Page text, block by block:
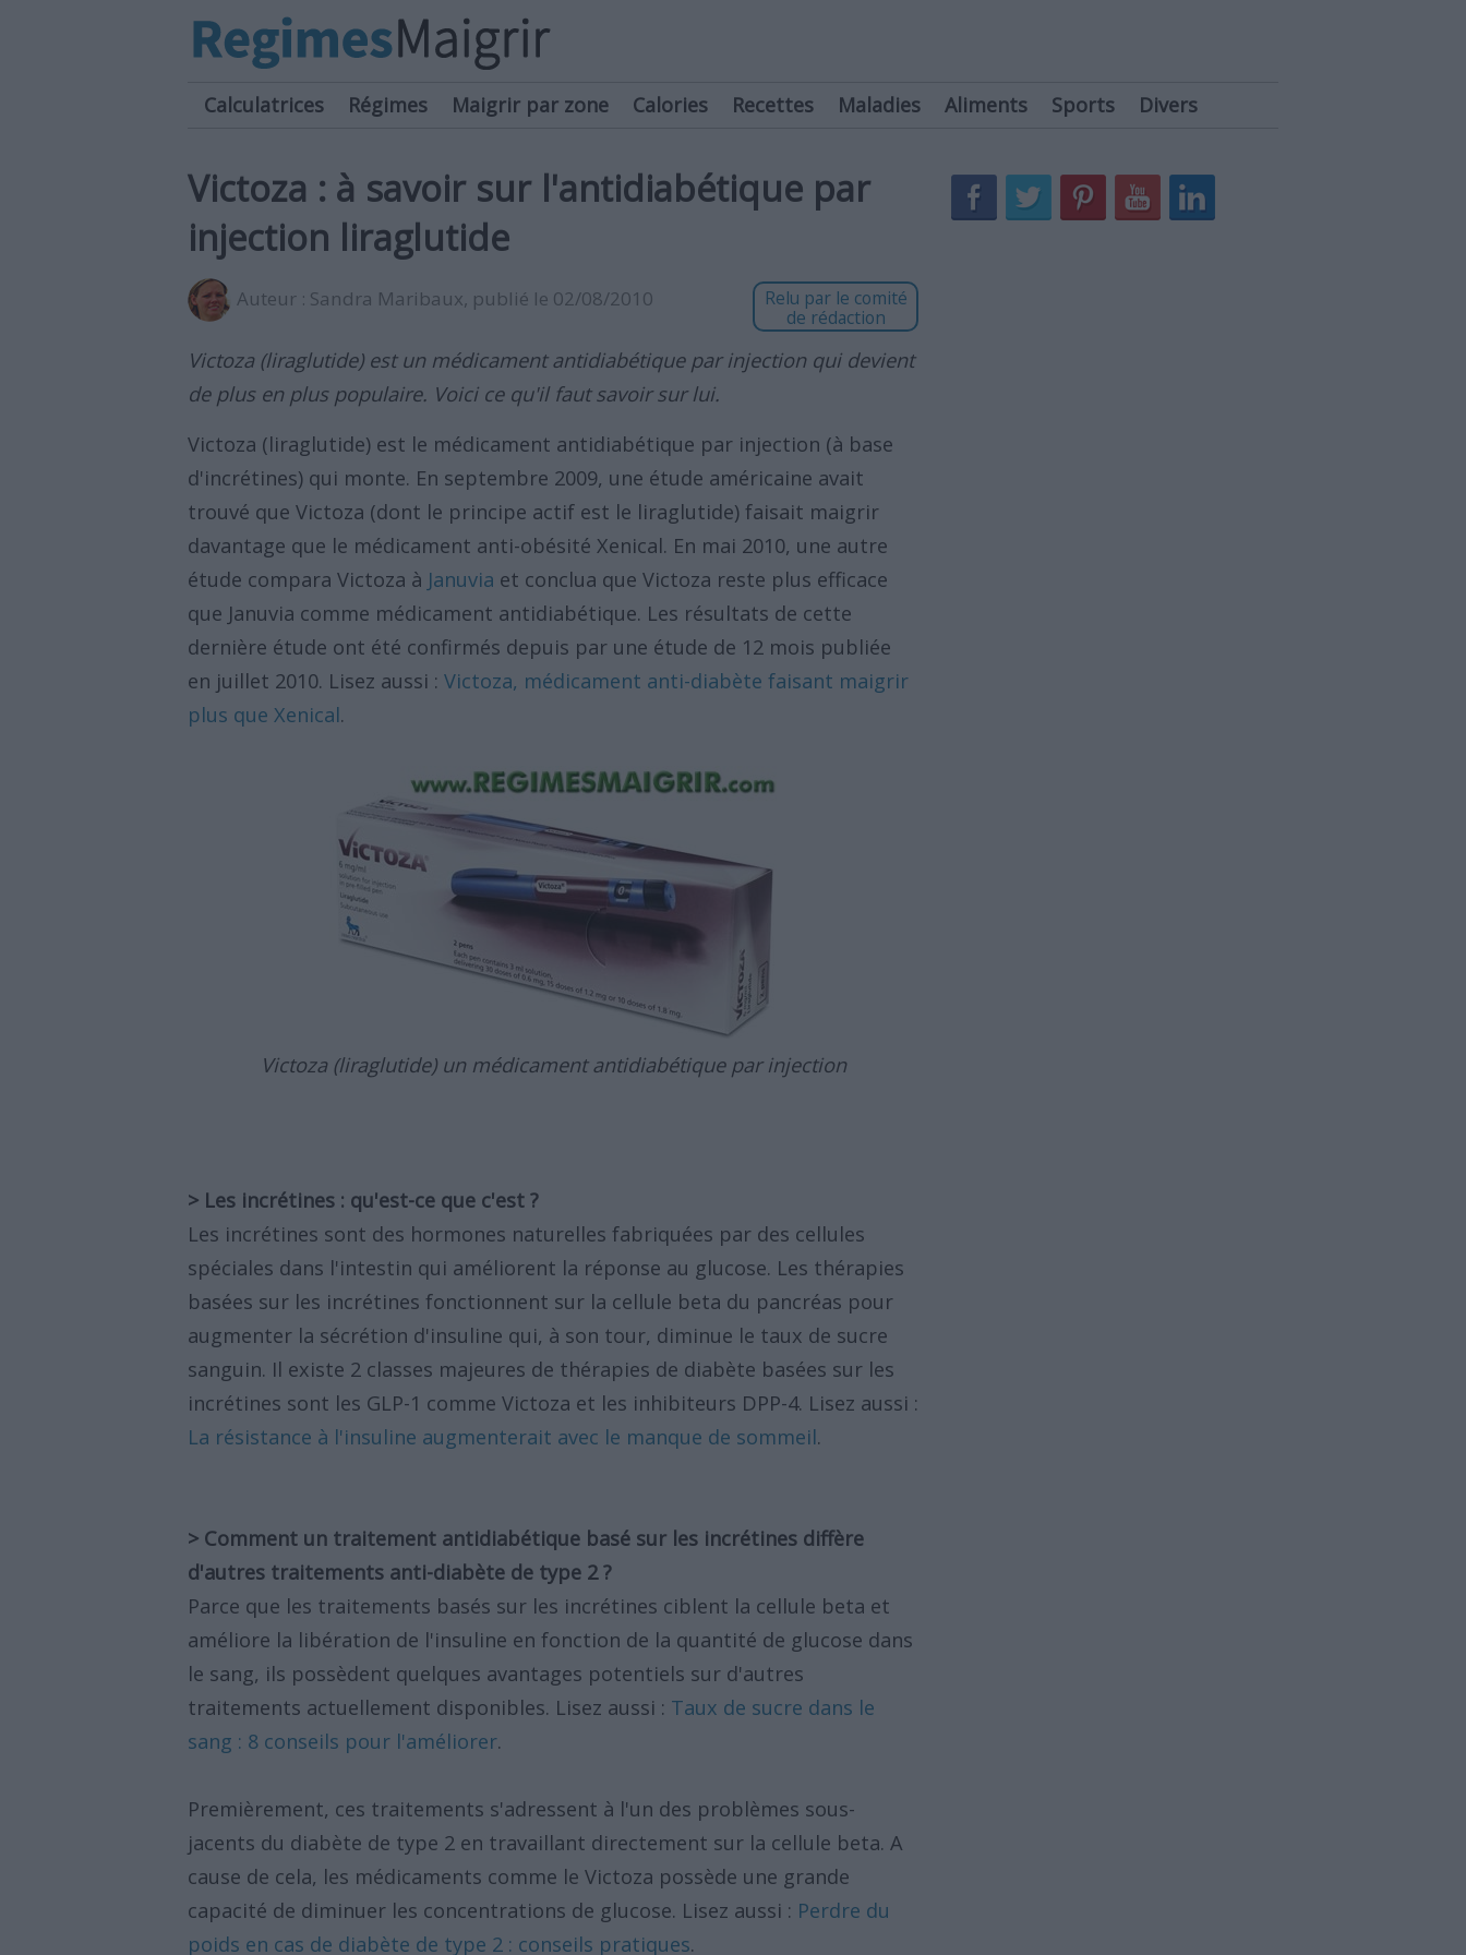
Calculatrices Régimes Maigrir par zone Calories Recettes Maladies Aliments Sports Divers
Victoza : à savoir sur l'antidiabétique par
injection liraglutide
Auteur : Sandra Maribaux, publié le 02/08/2010
Relu par le comité
de rédaction
Victoza (liraglutide) est un médicament antidiabétique par injection qui devient
de plus en plus populaire. Voici ce qu'il faut savoir sur lui.
Victoza (liraglutide) est le médicament antidiabétique par injection (à base
d'incrétines) qui monte. En septembre 2009, une étude américaine avait
trouvé que Victoza (dont le principe actif est le liraglutide) faisait maigrir
davantage que le médicament anti-obésité Xenical. En mai 2010, une autre
étude compara Victoza à Januvia et conclua que Victoza reste plus efficace
que Januvia comme médicament antidiabétique. Les résultats de cette
dernière étude ont été confirmés depuis par une étude de 12 mois publiée
en juillet 2010. Lisez aussi : Victoza, médicament anti-diabète faisant maigrir
plus que Xenical.
Victoza (liraglutide) un médicament antidiabétique par injection
> Les incrétines : qu'est-ce que c'est ?
Les incrétines sont des hormones naturelles fabriquées par des cellules
spéciales dans l'intestin qui améliorent la réponse au glucose. Les thérapies
basées sur les incrétines fonctionnent sur la cellule beta du pancréas pour
augmenter la sécrétion d'insuline qui, à son tour, diminue le taux de sucre
sanguin. Il existe 2 classes majeures de thérapies de diabète basées sur les
incrétines sont les GLP-1 comme Victoza et les inhibiteurs DPP-4. Lisez aussi :
La résistance à l'insuline augmenterait avec le manque de sommeil.
> Comment un traitement antidiabétique basé sur les incrétines diffère
d'autres traitements anti-diabète de type 2 ?
Parce que les traitements basés sur les incrétines ciblent la cellule beta et
améliore la libération de l'insuline en fonction de la quantité de glucose dans
le sang, ils possèdent quelques avantages potentiels sur d'autres
traitements actuellement disponibles. Lisez aussi : Taux de sucre dans le
sang : 8 conseils pour l'améliorer.
Premièrement, ces traitements s'adressent à l'un des problèmes sous-
jacents du diabète de type 2 en travaillant directement sur la cellule beta. A
cause de cela, les médicaments comme le Victoza possède une grande
capacité de diminuer les concentrations de glucose. Lisez aussi : Perdre du
poids en cas de diabète de type 2 : conseils pratiques.